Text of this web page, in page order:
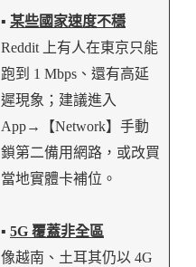
▪️ 某些國家速度不穩
Reddit 上有人在東京只能
跑到 1 Mbps、還有高延
遲現象；建議進入
App→【Network】手動
鎖第二備用網路，或改買
當地實體卡補位。
▪️ 5G 覆蓋非全區
像越南、土耳其仍以 4G